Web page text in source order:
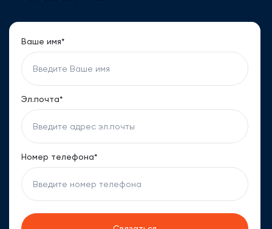
делится своим опытом и знаниями, чтобы предоставить
украинским и русским языками, что позволяет ей
эффективно работать с международными клиентами,
предлагая консультации на предпочитаемом ими языке.
Ваше имя*
Эл.почта*
Номер телефона*